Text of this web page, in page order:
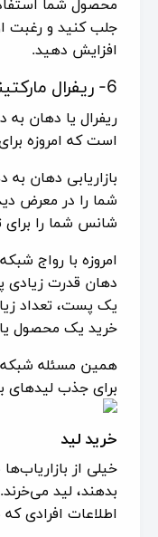
محصول شما
جلب کنید و رغبت
افزایش دهید.
6- ریفرال مارکتینگ
ریفرال یا دهان به
است که امروزه
بازاریابی دهان به
شما را در معرض
شانس شما را برای
امروزه با رواج
دهان قدرت زیادی
یک پست، تعداد
خرید یک محصول
همین مسئله شبکه
برای جذب لیدهای
خرید لید
خیلی از
بدهند، لید
اطلاعات افرادی